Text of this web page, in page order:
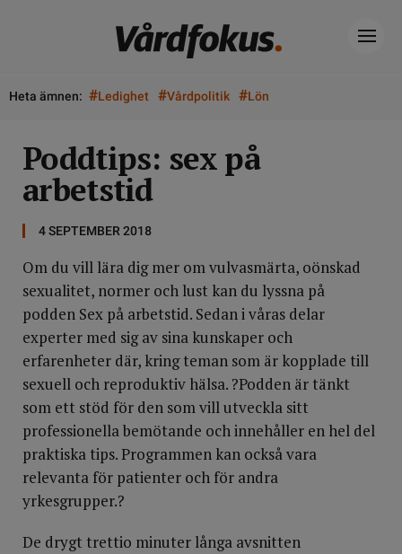
Heta ämnen: #Ledighet #Vårdpolitik #Lön
Poddtips: sex på
arbetstid
4 SEPTEMBER 2018
Om du vill lära dig mer om vulvasmärta, oönskad
sexualitet, normer och lust kan du lyssna på
podden Sex på arbetstid. Sedan i våras delar
experter med sig av sina kunskaper och
erfarenheter där, kring teman som är kopplade till
sexuell och reproduktiv hälsa. ?Podden är tänkt
som ett stöd för den som vill utveckla sitt
professionella bemötande och innehåller en hel del
praktiska tips. Programmen kan också vara
relevanta för patienter och för andra
yrkesgrupper.?
De drygt trettio minuter långa avsnitten